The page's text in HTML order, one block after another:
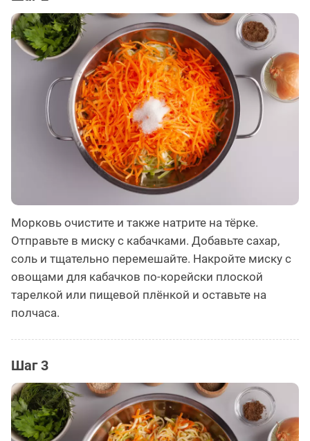
Морковь очистите и также натрите на тёрке.
Отправьте в миску с кабачками. Добавьте сахар,
соль и тщательно перемешайте. Накройте миску с
овощами для кабачков по-корейски плоской
тарелкой или пищевой плёнкой и оставьте на
полчаса.
Шаг 3